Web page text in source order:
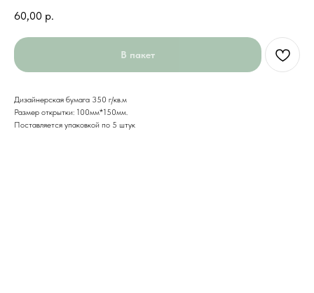
60,00 р.
В пакет
Дизайнерская бумага 350 г/кв.м
Размер открытки: 100мм*150мм.
Поставляется упаковкой по 5 штук